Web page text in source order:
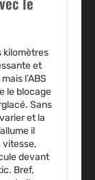
kilomètres
et
l’ABS
le blocage
Sans
et la
il
vitesse,
devant
Bref,